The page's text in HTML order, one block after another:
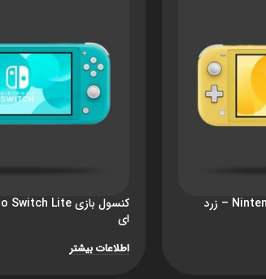
ای
اطلاعات بیشتر